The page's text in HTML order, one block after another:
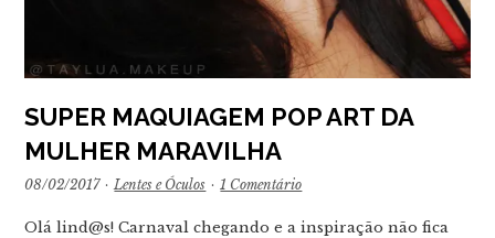
SUPER MAQUIAGEM POP ART DA
MULHER MARAVILHA
08/02/2017 · Lentes e Óculos · 1 Comentário
Olá lind@s! Carnaval chegando e a inspiração não fica